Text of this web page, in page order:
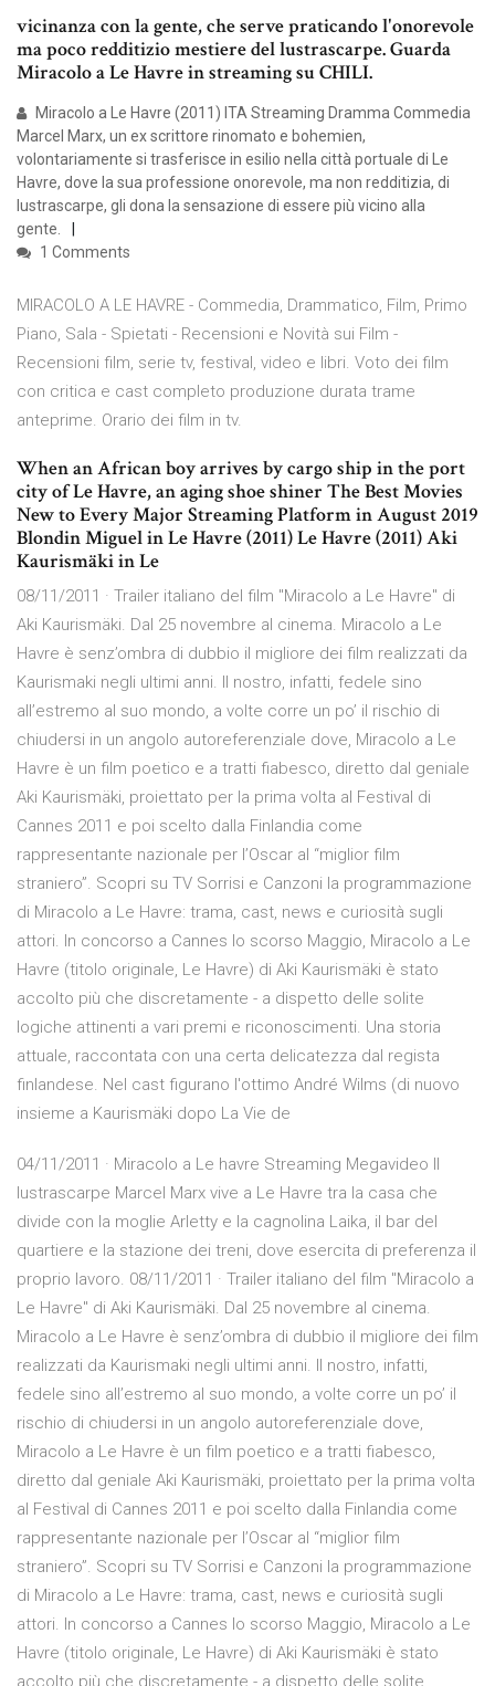
vicinanza con la gente, che serve praticando l'onorevole
ma poco redditizio mestiere del lustrascarpe. Guarda
Miracolo a Le Havre in streaming su CHILI.
Miracolo a Le Havre (2011) ITA Streaming Dramma Commedia
Marcel Marx, un ex scrittore rinomato e bohemien,
volontariamente si trasferisce in esilio nella città portuale di Le
Havre, dove la sua professione onorevole, ma non redditizia, di
lustrascarpe, gli dona la sensazione di essere più vicino alla
gente.
1 Comments
MIRACOLO A LE HAVRE - Commedia, Drammatico, Film, Primo
Piano, Sala - Spietati - Recensioni e Novità sui Film -
Recensioni film, serie tv, festival, video e libri. Voto dei film
con critica e cast completo produzione durata trame
anteprime. Orario dei film in tv.
When an African boy arrives by cargo ship in the port
city of Le Havre, an aging shoe shiner The Best Movies
New to Every Major Streaming Platform in August 2019
Blondin Miguel in Le Havre (2011) Le Havre (2011) Aki
Kaurismäki in Le
08/11/2011 · Trailer italiano del film "Miracolo a Le Havre" di
Aki Kaurismäki. Dal 25 novembre al cinema. Miracolo a Le
Havre è senz’ombra di dubbio il migliore dei film realizzati da
Kaurismaki negli ultimi anni. Il nostro, infatti, fedele sino
all’estremo al suo mondo, a volte corre un po’ il rischio di
chiudersi in un angolo autoreferenziale dove, Miracolo a Le
Havre è un film poetico e a tratti fiabesco, diretto dal geniale
Aki Kaurismäki, proiettato per la prima volta al Festival di
Cannes 2011 e poi scelto dalla Finlandia come
rappresentante nazionale per l’Oscar al “miglior film
straniero”. Scopri su TV Sorrisi e Canzoni la programmazione
di Miracolo a Le Havre: trama, cast, news e curiosità sugli
attori. In concorso a Cannes lo scorso Maggio, Miracolo a Le
Havre (titolo originale, Le Havre) di Aki Kaurismäki è stato
accolto più che discretamente - a dispetto delle solite
logiche attinenti a vari premi e riconoscimenti. Una storia
attuale, raccontata con una certa delicatezza dal regista
finlandese. Nel cast figurano l'ottimo André Wilms (di nuovo
insieme a Kaurismäki dopo La Vie de
04/11/2011 · Miracolo a Le havre Streaming Megavideo Il
lustrascarpe Marcel Marx vive a Le Havre tra la casa che
divide con la moglie Arletty e la cagnolina Laika, il bar del
quartiere e la stazione dei treni, dove esercita di preferenza il
proprio lavoro. 08/11/2011 · Trailer italiano del film "Miracolo a
Le Havre" di Aki Kaurismäki. Dal 25 novembre al cinema.
Miracolo a Le Havre è senz’ombra di dubbio il migliore dei film
realizzati da Kaurismaki negli ultimi anni. Il nostro, infatti,
fedele sino all’estremo al suo mondo, a volte corre un po’ il
rischio di chiudersi in un angolo autoreferenziale dove,
Miracolo a Le Havre è un film poetico e a tratti fiabesco,
diretto dal geniale Aki Kaurismäki, proiettato per la prima volta
al Festival di Cannes 2011 e poi scelto dalla Finlandia come
rappresentante nazionale per l’Oscar al “miglior film
straniero”. Scopri su TV Sorrisi e Canzoni la programmazione
di Miracolo a Le Havre: trama, cast, news e curiosità sugli
attori. In concorso a Cannes lo scorso Maggio, Miracolo a Le
Havre (titolo originale, Le Havre) di Aki Kaurismäki è stato